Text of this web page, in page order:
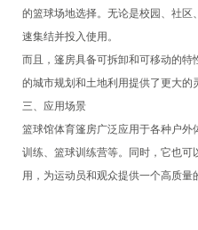
的篮球场地选择。无论是校园、社
速集结并投入使用。
而且，篷房具备可拆卸和可移动的
的城市规划和土地利用提供了更大的
三、应用场景
篮球馆体育篷房广泛应用于各种户
训练、篮球训练营等。同时，它也
用，为运动员和观众提供一个高质量